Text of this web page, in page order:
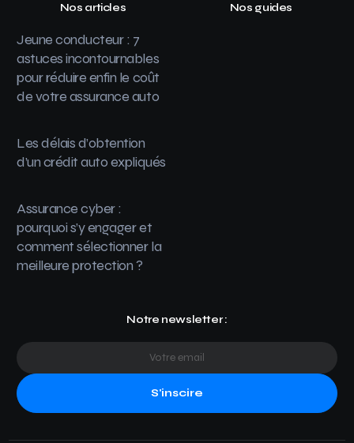
Nos articles
Jeune conducteur : 7
astuces incontournables
pour réduire enfin le coût
de votre assurance auto
Les délais d’obtention
d’un crédit auto expliqués
Assurance cyber :
pourquoi s’y engager et
comment sélectionner la
meilleure protection ?
Nos guides
Notre newsletter :
S'inscire